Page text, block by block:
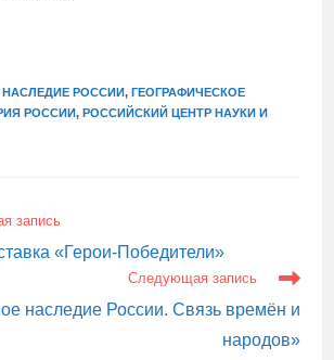
РОССИИ, ГЕОГРАФИЧЕСКОЕ
РОССИИ, РОССИЙСКИЙ ЦЕНТР НАУКИ И
запись
«Герои-Победители»
Следующая запись
наследие России. Связь времён и
народов»